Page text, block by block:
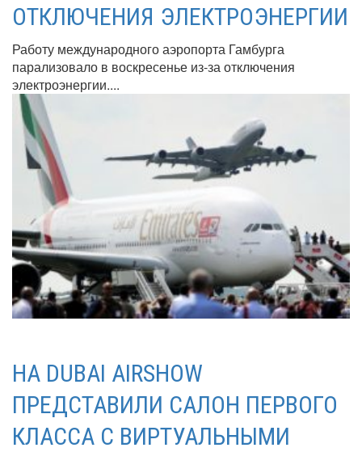
ОТКЛЮЧЕНИЯ ЭЛЕКТРОЭНЕРГИИ
Работу международного аэропорта Гамбурга
парализовало в воскресенье из-за отключения
электроэнергии....
НА DUBAI AIRSHOW
ПРЕДСТАВИЛИ САЛОН ПЕРВОГО
КЛАССА С ВИРТУАЛЬНЫМИ